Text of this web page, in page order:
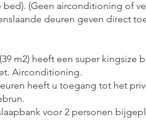
(Geen airconditioning of
deuren geven direct
m2) heeft een super kingsize
Airconditioning.
heeft u toegang tot het
voor 2 personen